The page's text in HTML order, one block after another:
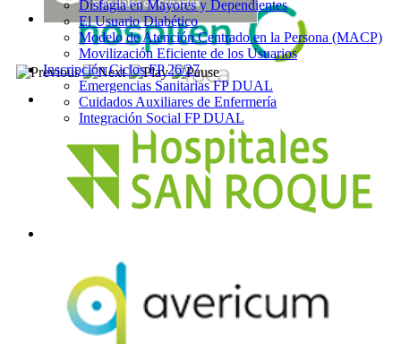
Disfagia en Mayores y Dependientes
El Usuario Diabético
Modelo de Atención Centrado en la Persona (MACP)
Movilización Eficiente de los Usuarios
Inscripción Ciclos FP 26/27
Emergencias Sanitarias FP DUAL
Cuidados Auxiliares de Enfermería
Integración Social FP DUAL